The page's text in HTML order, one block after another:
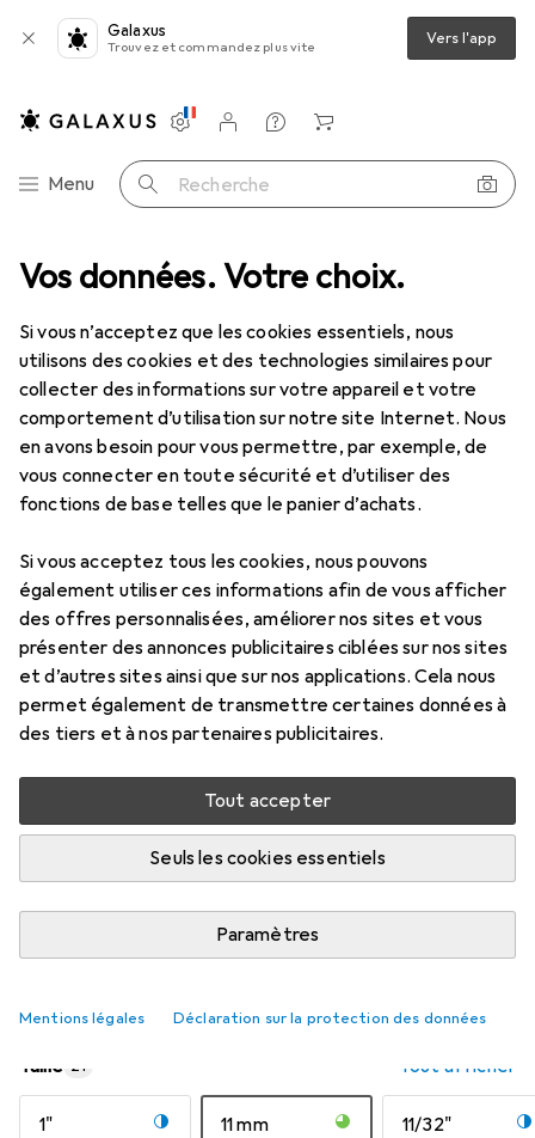
Vos données. Votre choix.
Si vous n’acceptez que les cookies essentiels, nous
utilisons des cookies et des technologies similaires pour
collecter des informations sur votre appareil et votre
comportement d’utilisation sur notre site Internet. Nous
en avons besoin pour vous permettre, par exemple, de
vous connecter en toute sécurité et d’utiliser des
fonctions de base telles que le panier d’achats.
Si vous acceptez tous les cookies, nous pouvons
également utiliser ces informations afin de vous afficher
des offres personnalisées, améliorer nos sites et vous
présenter des annonces publicitaires ciblées sur nos sites
et d’autres sites ainsi que sur nos applications. Cela nous
permet également de transmettre certaines données à
des tiers et à nos partenaires publicitaires.
Tout accepter
Seuls les cookies essentiels
Paramètres
Mentions légales Déclaration sur la protection des données
Galaxus
Trouvez et commandez plus vite Vers l'app
Navigation par catégorie
Menu Recherche
Paramètres
Compte client
Listes de comparaison
Listes d'envies
Panier
Clé à douille + douilles Gedore D 19 11 Douille 1/2" profil UD 11 mm
18 images
GedoreD 19 11 Douille 1/2" profil UD 11
mm
Prix en EUR TVA incl.
EUR
11,13
5
Évaluations
Plus que 1 pièce en stock chez le fournisseur
Ajouter au panier
Comparer Ajouter à la liste
Taille 21 Tout afficher
1" 11 mm 11/32"